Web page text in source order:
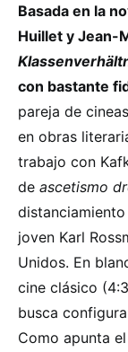
Basada en la
Huillet y Jean-
con bastante
pareja de
en obras
trabajo con
de ascetismo
joven Karl
Unidos. En
cine clásico
busca
Como apunta